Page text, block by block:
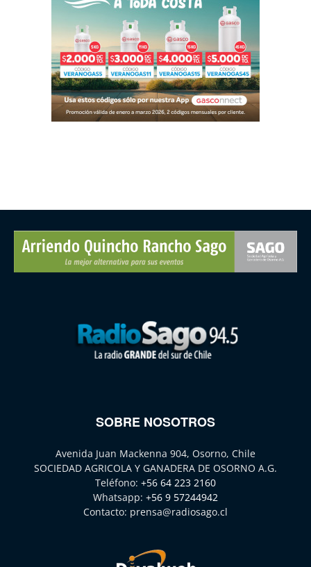
SOBRE NOSOTROS
Avenida Juan Mackenna 904, Osorno, Chile
SOCIEDAD AGRICOLA Y GANADERA DE OSORNO A.G.
Teléfono: +56 64 223 2160
Whatsapp: +56 9 57244942
Contacto: prensa@radiosago.cl